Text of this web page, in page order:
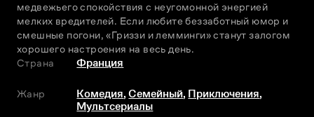
медвежьего спокойствия с неугомонной энергией
мелких вредителей. Если любите беззаботный юмор и
смешные погони, «Гриззи и лемминги» станут залогом
хорошего настроения на весь день.
Страна
Франция
Жанр Комедия,Семейный, Приключения,
Мультсериалы